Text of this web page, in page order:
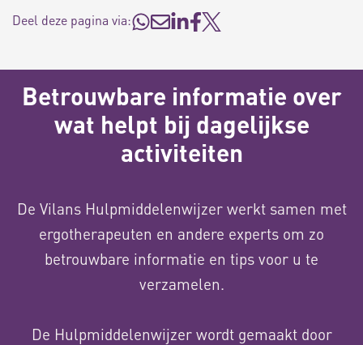
Deel deze pagina via:
Betrouwbare informatie over
wat helpt bij dagelijkse
activiteiten
De Vilans Hulpmiddelenwijzer werkt samen met
ergotherapeuten en andere experts om zo
betrouwbare informatie en tips voor u te
verzamelen.
De Hulpmiddelenwijzer wordt gemaakt door